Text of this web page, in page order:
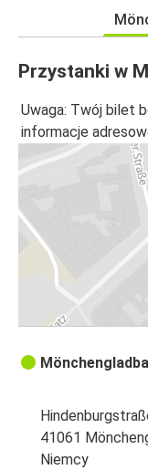
Przystanki w
Uwaga: Twój bilet
informacje
41061
Niemcy